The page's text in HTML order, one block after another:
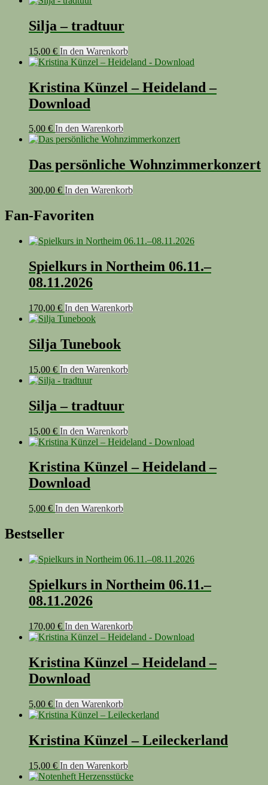
Silja – tradtuur
15,00 € In den Warenkorb
Kristina Künzel – Heideland –
Download
5,00 € In den Warenkorb
Das persönliche Wohnzimmerkonzert
300,00 € In den Warenkorb
Fan-Favoriten
Spielkurs in Northeim 06.11.–
08.11.2026
170,00 € In den Warenkorb
Silja Tunebook
15,00 € In den Warenkorb
Silja – tradtuur
15,00 € In den Warenkorb
Kristina Künzel – Heideland –
Download
5,00 € In den Warenkorb
Bestseller
Spielkurs in Northeim 06.11.–
08.11.2026
170,00 € In den Warenkorb
Kristina Künzel – Heideland –
Download
5,00 € In den Warenkorb
Kristina Künzel – Leileckerland
15,00 € In den Warenkorb